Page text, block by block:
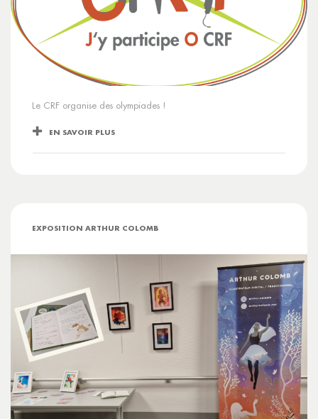
Le CRF organise des olympiades !
EN SAVOIR PLUS
EXPOSITION ARTHUR COLOMB